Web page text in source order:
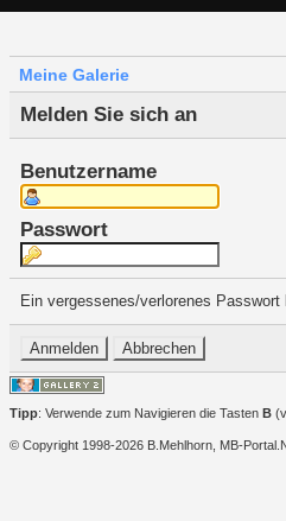
Meine Galerie
Melden Sie sich an
Benutzername
Passwort
Ein vergessenes/verlorenes
Tipp: Verwende zum Navigieren die Tasten B
© Copyright 1998-2026 B.Mehlhorn, MB-